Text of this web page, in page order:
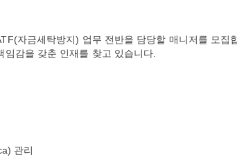
자금세탁방지) 업무 전반을 담당할 매니저를 모집
감을 갖춘 인재를 찾고 있습니다.
관리